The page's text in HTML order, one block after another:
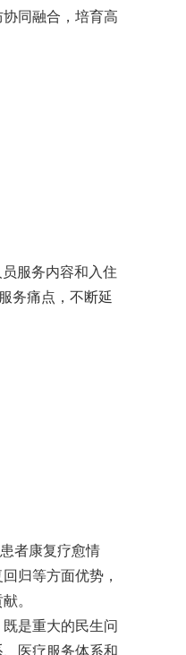
同融合，培育高
服务内容和入住
务痛点，不断延
者康复疗愈情
归等方面优势，
。
是重大的民生问
医疗服务体系和